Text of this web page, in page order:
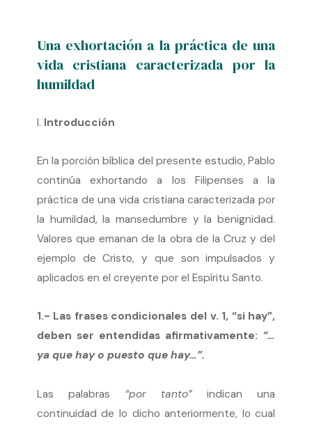
Una exhortación a la práctica de una
vida cristiana caracterizada por la
humildad
I. Introducción
En la porción bíblica del presente estudio, Pablo
continúa exhortando a los Filipenses a la
práctica de una vida cristiana caracterizada por
la humildad, la mansedumbre y la benignidad.
Valores que emanan de la obra de la Cruz y del
ejemplo de Cristo, y que son impulsados y
aplicados en el creyente por el Espíritu Santo.
1.- Las frases condicionales del v. 1, “si hay”,
deben ser entendidas afirmativamente: “…
ya que hay o puesto que hay…”.
Las palabras “por tanto”indican una
continuidad de lo dicho anteriormente, lo cual